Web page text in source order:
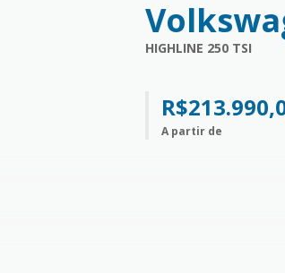
HIGHLINE 250 TSI
A partir de